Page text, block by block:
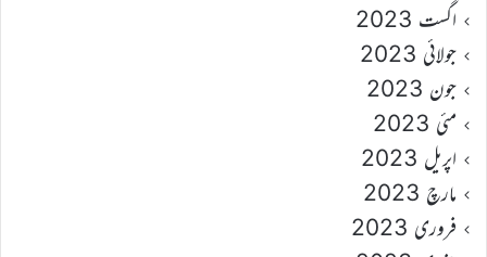
اگست 2023
جولائی 2023
جون 2023
مئی 2023
اپریل 2023
مارچ 2023
فروری 2023